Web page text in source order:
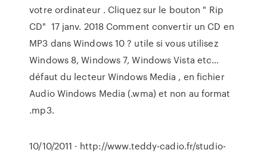
votre ordinateur . Cliquez sur le bouton " Rip
CD" 17 janv. 2018 Comment convertir un CD en
MP3 dans Windows 10 ? utile si vous utilisez
Windows 8, Windows 7, Windows Vista etc…
défaut du lecteur Windows Media , en fichier
Audio Windows Media (.wma) et non au format
.mp3.
10/10/2011 · http://www.teddy-cadio.fr/studio-